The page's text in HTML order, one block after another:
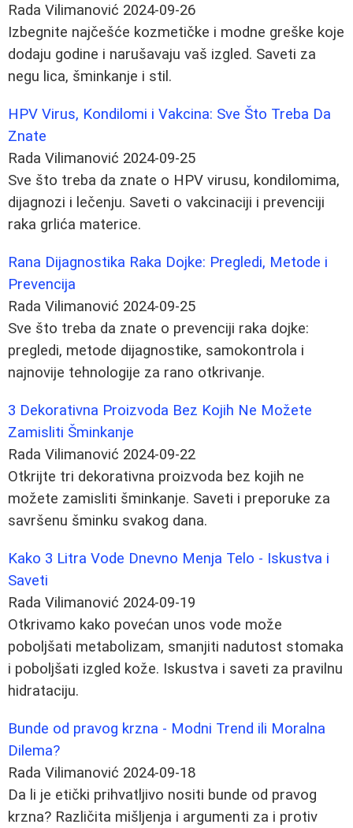
Rada Vilimanović 2024-09-26
Izbegnite najčešće kozmetičke i modne greške koje
dodaju godine i narušavaju vaš izgled. Saveti za
negu lica, šminkanje i stil.
HPV Virus, Kondilomi i Vakcina: Sve Što Treba Da
Znate
Rada Vilimanović 2024-09-25
Sve što treba da znate o HPV virusu, kondilomima,
dijagnozi i lečenju. Saveti o vakcinaciji i prevenciji
raka grlića materice.
Rana Dijagnostika Raka Dojke: Pregledi, Metode i
Prevencija
Rada Vilimanović 2024-09-25
Sve što treba da znate o prevenciji raka dojke:
pregledi, metode dijagnostike, samokontrola i
najnovije tehnologije za rano otkrivanje.
3 Dekorativna Proizvoda Bez Kojih Ne Možete
Zamisliti Šminkanje
Rada Vilimanović 2024-09-22
Otkrijte tri dekorativna proizvoda bez kojih ne
možete zamisliti šminkanje. Saveti i preporuke za
savršenu šminku svakog dana.
Kako 3 Litra Vode Dnevno Menja Telo - Iskustva i
Saveti
Rada Vilimanović 2024-09-19
Otkrivamo kako povećan unos vode može
poboljšati metabolizam, smanjiti nadutost stomaka
i poboljšati izgled kože. Iskustva i saveti za pravilnu
hidrataciju.
Bunde od pravog krzna - Modni Trend ili Moralna
Dilema?
Rada Vilimanović 2024-09-18
Da li je etički prihvatljivo nositi bunde od pravog
krzna? Različita mišljenja i argumenti za i protiv